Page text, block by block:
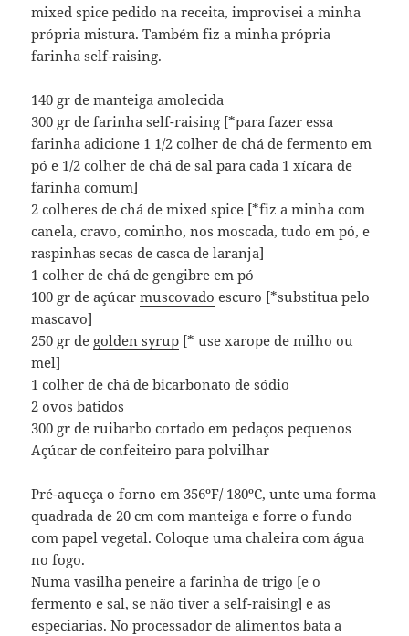
mixed spice pedido na receita, improvisei a minha
própria mistura. Também fiz a minha própria
farinha self-raising.
140 gr de manteiga amolecida
300 gr de farinha self-raising [*para fazer essa
farinha adicione 1 1/2 colher de chá de fermento em
pó e 1/2 colher de chá de sal para cada 1 xícara de
farinha comum]
2 colheres de chá de mixed spice [*fiz a minha com
canela, cravo, cominho, nos moscada, tudo em pó, e
raspinhas secas de casca de laranja]
1 colher de chá de gengibre em pó
100 gr de açúcarmuscovado escuro [*substitua pelo
mascavo]
250 gr de golden syrup [* use xarope de milho ou
mel]
1 colher de chá de bicarbonato de sódio
2 ovos batidos
300 gr de ruibarbo cortado em pedaços pequenos
Açúcar de confeiteiro para polvilhar
Pré-aqueça o forno em 356ºF/ 180ºC, unte uma forma
quadrada de 20 cm com manteiga e forre o fundo
com papel vegetal. Coloque uma chaleira com água
no fogo.
Numa vasilha peneire a farinha de trigo [e o
fermento e sal, se não tiver a self-raising] e as
especiarias. No processador de alimentos bata a